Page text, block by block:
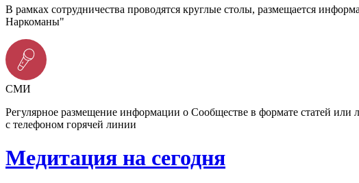
В рамках сотрудничества проводятся круглые столы, размещается
Наркоманы"
СМИ
Регулярное размещение информации о Сообществе в формате статей
с телефоном горячей линии
Медитация на сегодня